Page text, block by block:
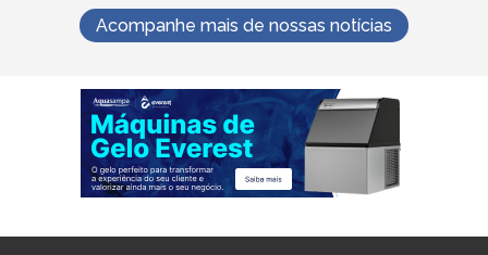
Acompanhe mais de nossas notícias